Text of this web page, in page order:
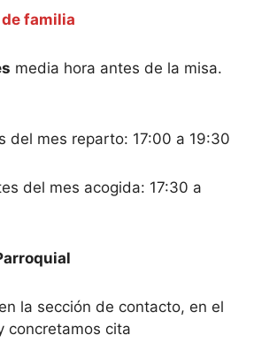
familia
media hora antes de la misa.
del mes reparto: 17:00 a 19:30
del mes acogida: 17:30 a
la sección de contacto, en el
concretamos cita